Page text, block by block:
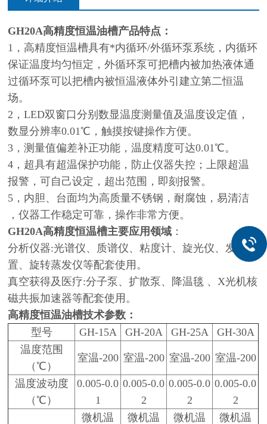
GH20A高精度恒温油槽产品特点：
1，高精度恒温槽具有*内循环/外循环泵系统，内循环
保证温度均匀恒定，外循环泵可把槽内被加热液体通
过循环泵可以把槽内被恒温液体外引建立第二恒温
场。
2 ，LED双窗口分别数显温度测量值及温度设定值，
数显分辨率0.01℃，触摸按键操作方便。
3，测量值偏差补正功能，温度精度可达0.01℃。
4，超具有超温保护功能，防止仪器失控；上限超温
报警，可自己设定，超出范围，即刻报警。
5，内胆、台面均为高质量不锈钢，耐腐蚀，易清洁
，仪器工作稳定可靠，操作非常方便。
GH20A高精度恒温槽主要应用领域 ：
分析仪器:光谱仪、质谱仪、粘度计、旋光仪、发酵装
置、旋转蒸发仪等配套使用。
真空获得及医疗:分子泵、扩散泵、降温毯 、X光机核
磁共振加速器等配套使用。
高精度恒温油槽技术参数：
型号
GH-15A GH-20A GH-25A
GH-30A
温度范围
（℃）
室温-200 室温-200 室温-200 室温-200
温度波动度
（℃）
0.005-0.0
1
0.005-0.0
2
0.005-0.0
2
0.005-0.0
2
微机温
微机温
微机温
微机温